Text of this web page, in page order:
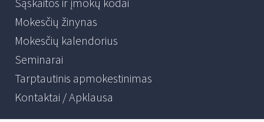
Sąskaitos ir įmokų kodai
Mokesčių žinynas
Mokesčių kalendorius
Seminarai
Tarptautinis apmokestinimas
Kontaktai / Apklausa